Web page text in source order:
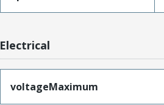
Electrical
voltageMaximum